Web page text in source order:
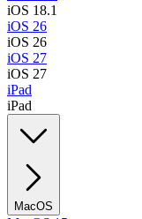
iOS 18.1
iOS 26
iOS 26
iOS 27
iOS 27
iPad
iPad
MacOS